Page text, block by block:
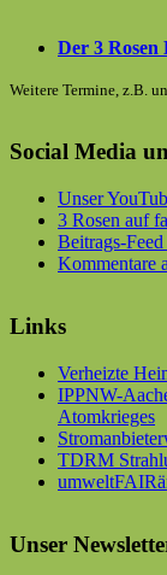
Der 3 Rosen
Weitere Termine, z.B.
Social Media
Unser
3 Rosen auf
Beitrags-
Kommentare
Links
Verheizte
IPPNW-
Atomkrieges
TDRM
Unser